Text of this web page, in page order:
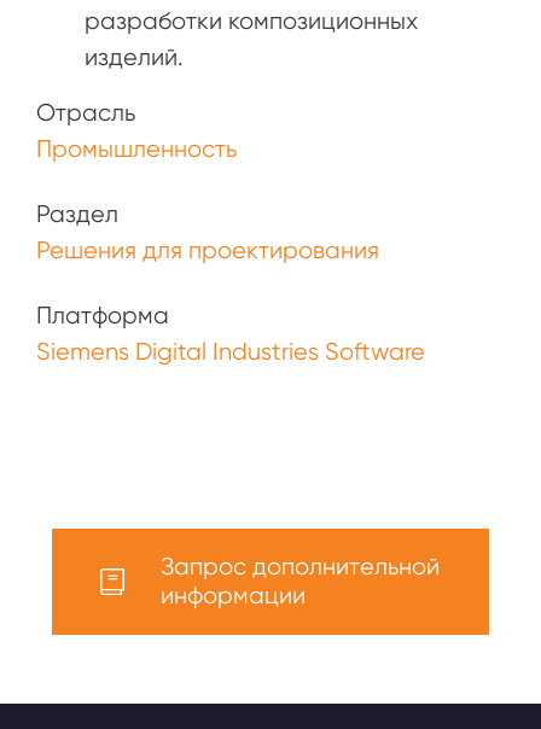
разработки композиционных
изделий.
Отрасль
Промышленность
Раздел
Решения для проектирования
Платформа
Siemens Digital Industries Software
Запрос дополнительной
информации